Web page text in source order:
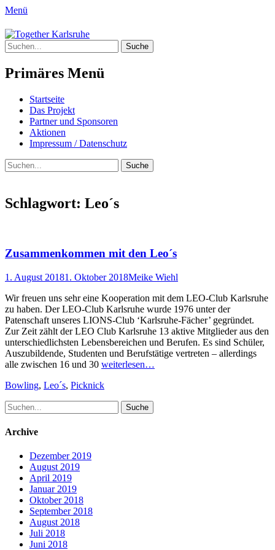
Menü
Together Karlsruhe
Integration von jungen Menschen mit
Fluchterfahrung und
Migrationshintergrund
Suche
nach:
Primäres Menü
Springe
zum
Inhalt
Startseite
Das Projekt
Partner und Sponsoren
Aktionen
Impressum / Datenschutz
Suchen
Suche
nach:
Schlagwort: Leo´s
Zusammenkommen mit den Leo´s
Posted
1. August 20181. Oktober 2018Author
Meike Wiehl
Wir freuen uns sehr eine Kooperation mit dem LEO-Club Karlsruhe
zu haben. Der LEO-Club Karlsruhe wurde 1976 unter der
Patenschaft unseres LIONS-Club ‘Karlsruhe-Fächer’ gegründet.
Zur Zeit zählt der LEO Club Karlsruhe 13 aktive Mitglieder aus den
unterschiedlichsten Lebensbereichen und Berufen. Es sind Schüler,
Auszubildende, Studenten und Berufstätige vertreten – allerdings
alle zwischen 16 und 30 weiterlesen…
Schlagworte
Bowling, Leo´s, Picknick
Suche
nach:
Archive
Dezember 2019
August 2019
April 2019
Januar 2019
Oktober 2018
September 2018
August 2018
Juli 2018
Juni 2018